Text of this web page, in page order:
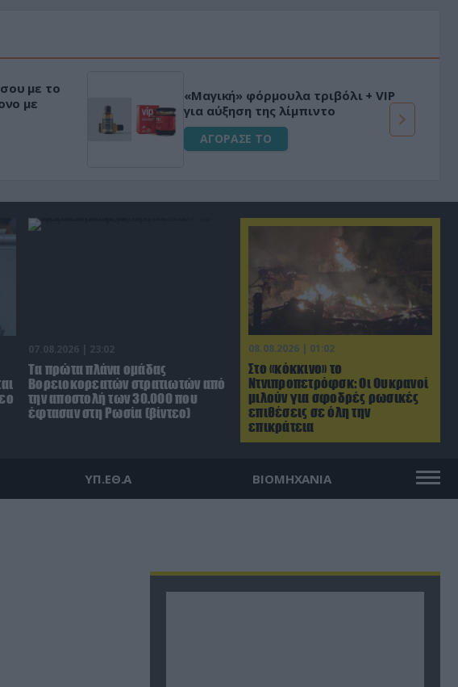
+ VIP
Φριτέζα Αέρος 8Lt με ψηφιακό
έλεγχο για Υγιεινό Μαγείρεμα
Χωρίς Λάδι 1650W
ΑΓΟΡΑΣΕ ΤΟ
08.08.2026 | 01:02
Στο «κόκκινο» το
Ντνιπροπετρόφσκ: Οι Ουκρανοί
μιλούν για σφοδρές ρωσικές
επιθέσεις σε όλη την
επικράτεια
07.08.2026 | 23:02
Τα πρώτα πλάνα ομάδας
Βορειοκορεατών στρατιωτών από
την αποστολή των 30.000 που
έφτασαν στη Ρωσία (βίντεο)
ΥΠ.ΕΘ.Α ΒΙΟΜΗΧΑΝΙΑ